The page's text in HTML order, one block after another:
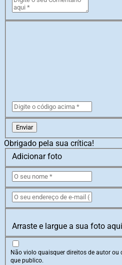
Enviar
Obrigado pela sua crítica!
Adicionar foto
Arraste e largue a sua foto
Não violo quaisquer direitos de autor
que publico.